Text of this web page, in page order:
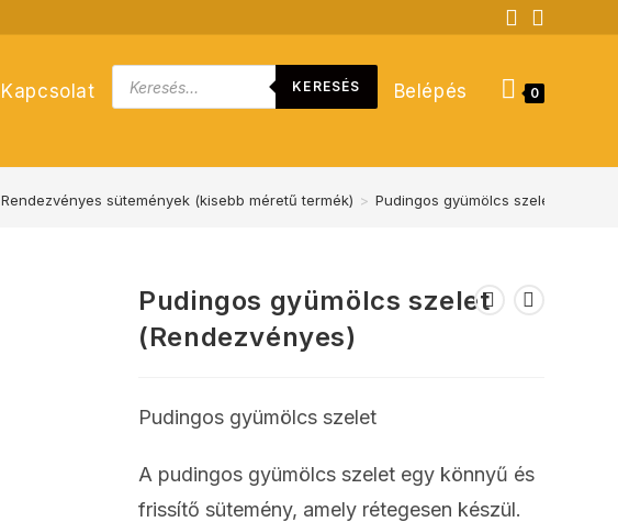
Kapcsolat
search
KERESÉS Belépés 0
Rendezvényes sütemények (kisebb méretű termék) > Pudingos gyümölcs szelet
Pudingos gyümölcs szelet
(Rendezvényes)
Pudingos gyümölcs szelet
A pudingos gyümölcs szelet egy könnyű és
frissítő sütemény, amely rétegesen készül.